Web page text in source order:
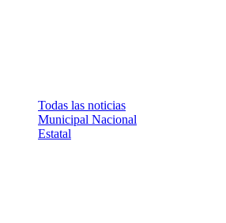
Todas las noticias
Municipal Nacional
Estatal